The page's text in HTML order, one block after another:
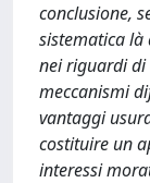
conclusione,
sistematica là
nei riguardi di
meccanismi
vantaggi
costituire un
interessi